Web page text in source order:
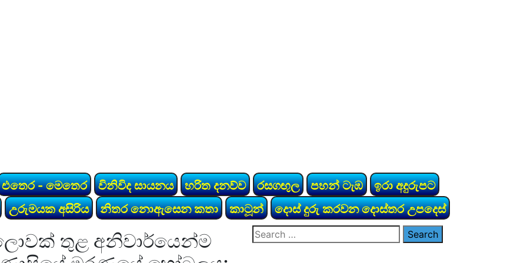
එතෙර - මෙතෙර විනිවිද සායනය හරිත දනව්ව රසගඟුල පහන් ටැඹ
ඉරා අදුරුපට
උරුමයක අසිරිය නිතර නොඇසෙන කතා කාටූන් දොස් දුරු කරවන දොස්තර උපදෙස්
තුළ අනිවාර්යෙන්ම
Search
for: